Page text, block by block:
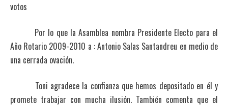
votos
Por lo que la Asamblea nombra Presidente Electo para el
Año Rotario 2009-2010 a : Antonio Salas Santandreu en medio de
una cerrada ovación.
Toni agradece la confianza que hemos depositado en él y
promete trabajar con mucha ilusión. También comenta que el